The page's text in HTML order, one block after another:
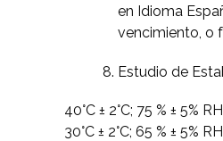
en Idioma
vencimiento, o
Estudio de
40°C ± 2°C; 75 % ± 5%
30°C ± 2°C; 65 % ± 5%